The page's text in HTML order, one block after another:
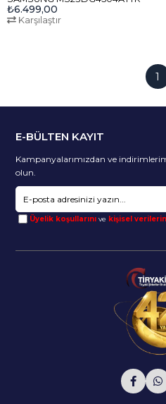
₺6.499,00
Karşılaştır
1
E-BÜLTEN KAYIT
Kampanyalarımızdan ve
olun.
Üyelik koşullarını ve kişisel